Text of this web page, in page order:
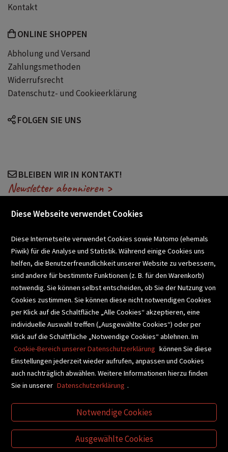
Kontakt
ONLINE SHOPPEN
Abholung und Versand
Zahlungsmethoden
Widerrufsrecht
Datenschutz- und Cookieerklärung
FOLGEN SIE UNS
BLEIBEN WIR IN KONTAKT!
Newsletter abonnieren >
SCHULBUCHSERVICE
BUCHEMPFEHLUNGEN
BIBLIOTHEKSSERVICE
VIDEO-TIPPS
VERTRAG WIDERRUFEN
Diese Webseite verwendet Cookies
Diese Internetseite verwendet Cookies sowie Matomo (ehemals
Piwik) für die Analyse und Statistik. Während einige Cookies uns
helfen, die Benutzerfreundlichkeit unserer Website zu verbessern,
sind andere für bestimmte Funktionen (z. B. für den Warenkorb)
notwendig. Sie können selbst entscheiden, ob Sie der Nutzung von
Cookies zustimmen. Sie können diese nicht notwendigen Cookies
per Klick auf die Schaltfläche „Alle Cookies“ akzeptieren, eine
individuelle Auswahl treffen („Ausgewählte Cookies“) oder per
Klick auf die Schaltfläche „Notwendige Cookies“ ablehnen. Im
Cookie-Bereich unserer Datenschutzerklärung können Sie diese
Einstellungen jederzeit wieder aufrufen, anpassen und Cookies
auch nachträglich abwählen. Weitere Informationen hierzu finden
Sie in unserer Datenschutzerklärung .
Notwendige Cookies
Ausgewählte Cookies